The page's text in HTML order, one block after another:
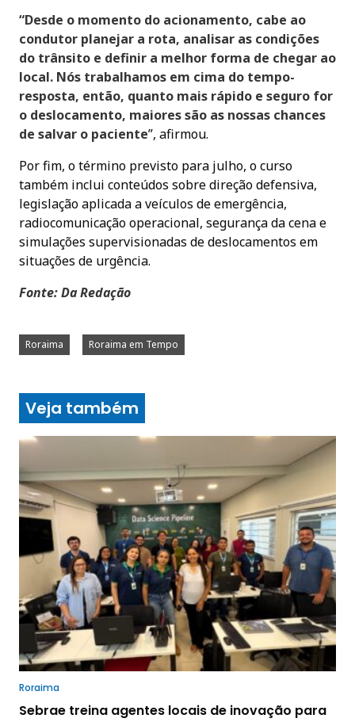
“Desde o momento do acionamento, cabe ao
condutor planejar a rota, analisar as condições
do trânsito e definir a melhor forma de chegar ao
local. Nós trabalhamos em cima do tempo-
resposta, então, quanto mais rápido e seguro for
o deslocamento, maiores são as nossas chances
de salvar o paciente”, afirmou.
Por fim, o término previsto para julho, o curso
também inclui conteúdos sobre direção defensiva,
legislação aplicada a veículos de emergência,
radiocomunicação operacional, segurança da cena e
simulações supervisionadas de deslocamentos em
situações de urgência.
Fonte: Da Redação
Roraima Roraima em Tempo
Veja também
Roraima
Sebrae treina agentes locais de inovação para